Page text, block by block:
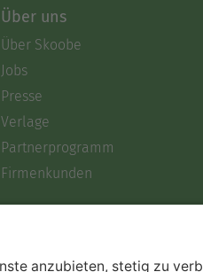
Über uns
Über Skoobe
Jobs
Presse
Verlage
Partnerprogramm
Firmenkunden